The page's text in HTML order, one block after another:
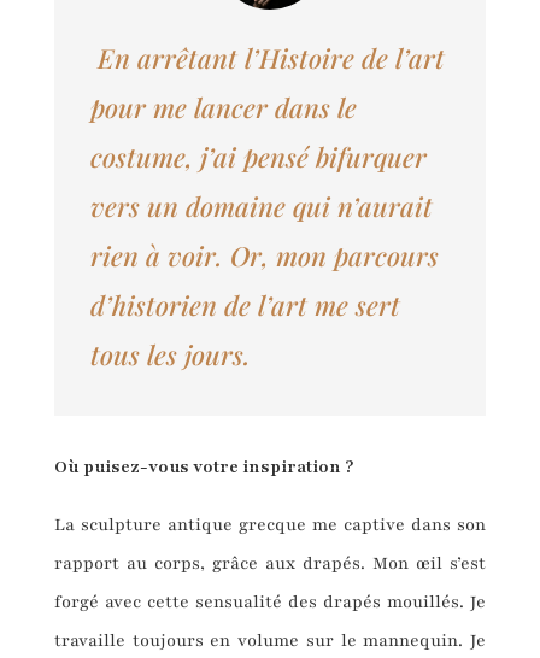
En arrêtant l’Histoire de l’art
pour me lancer dans le
costume, j’ai pensé bifurquer
vers un domaine qui n’aurait
rien à voir. Or, mon parcours
d’historien de l’art me sert
tous les jours.
Où puisez-vous votre inspiration ?
La sculpture antique grecque me captive dans son
rapport au corps, grâce aux drapés. Mon œil s’est
forgé avec cette sensualité des drapés mouillés. Je
travaille toujours en volume sur le mannequin. Je